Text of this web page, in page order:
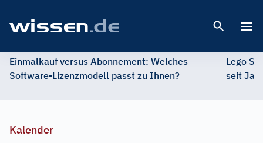
Einmalkauf versus Abonnement: Welches
Software-Lizenzmodell passt zu Ihnen?
Lego
seit
Kalender